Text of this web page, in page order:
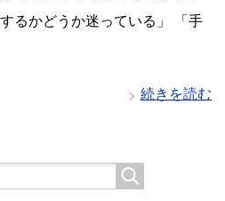
るかどうか迷っている」 「手
続きを読む